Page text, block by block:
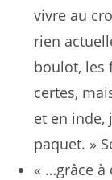
vivre au
rien
boulot, les
certes,
et en inde,
paquet. »
« …grâce à